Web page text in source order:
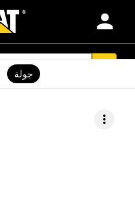
person
more_vert
جولة